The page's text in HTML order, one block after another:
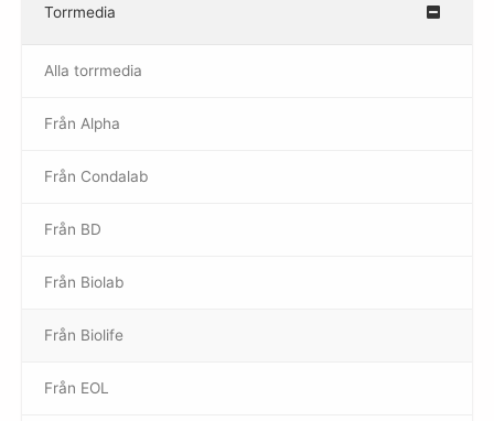
Torrmedia
–
Alla torrmedia
Från Alpha
–
Från Condalab
Från BD
Från Biolab
–
Från Biolife
–
Från EOL
–